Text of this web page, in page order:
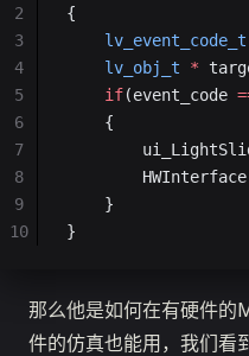
{
    lv_event_code_t
    lv_obj_t
*
    if
(event_code
    {
    }
}
2
3
4
5
6
7
8
9
10
那么他是如何在有硬件的
件的仿真也能用，我们看